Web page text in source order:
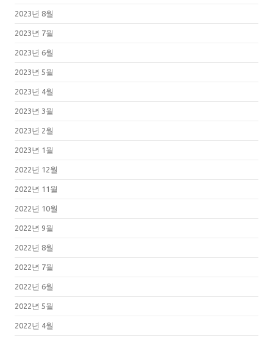
2023년 8월
2023년 7월
2023년 6월
2023년 5월
2023년 4월
2023년 3월
2023년 2월
2023년 1월
2022년 12월
2022년 11월
2022년 10월
2022년 9월
2022년 8월
2022년 7월
2022년 6월
2022년 5월
2022년 4월